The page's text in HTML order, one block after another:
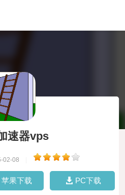
速器vps
02-08
苹果下载 PC下载